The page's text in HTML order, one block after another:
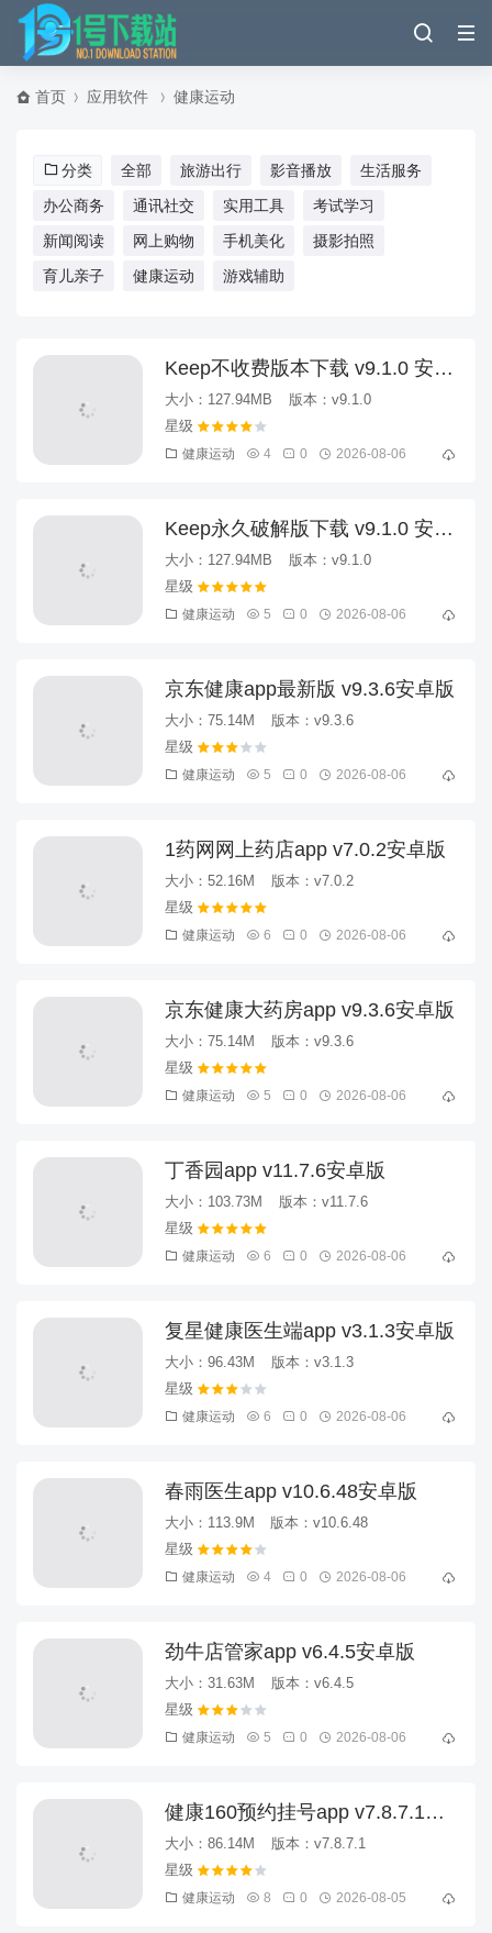
首页 应用软件 健康运动
分类 全部 旅游出行 影音播放
生活服务
办公商务
通讯社交 实用工具
考试学习
新闻阅读
网上购物 手机美化
摄影拍照
育儿亲子
健康运动 游戏辅助
Keep不收费版本下载 v9.1.0 安卓
版
大小：127.94MB 版本：v9.1.0
健康运动 4 0 2026-08-06
Keep永久破解版下载 v9.1.0 安卓
版
大小：127.94MB 版本：v9.1.0
健康运动 5 0 2026-08-06
京东健康app最新版 v9.3.6安卓版
大小：75.14M 版本：v9.3.6
健康运动 5 0 2026-08-06
1药网网上药店app v7.0.2安卓版
大小：52.16M 版本：v7.0.2
健康运动 6 0 2026-08-06
京东健康大药房app v9.3.6安卓版
大小：75.14M 版本：v9.3.6
健康运动 5 0 2026-08-06
丁香园app v11.7.6安卓版
大小：103.73M 版本：v11.7.6
健康运动 6 0 2026-08-06
复星健康医生端app v3.1.3安卓版
大小：96.43M 版本：v3.1.3
健康运动 6 0 2026-08-06
春雨医生app v10.6.48安卓版
大小：113.9M 版本：v10.6.48
健康运动 4 0 2026-08-06
劲牛店管家app v6.4.5安卓版
大小：31.63M 版本：v6.4.5
健康运动 5 0 2026-08-06
健康160预约挂号app v7.8.7.1安
卓版
大小：86.14M 版本：v7.8.7.1
健康运动 8 0 2026-08-05